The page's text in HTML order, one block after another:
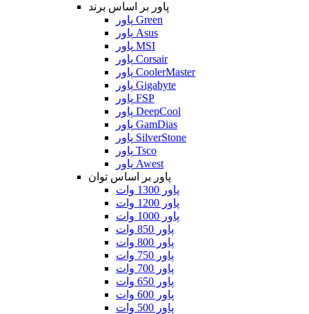
پاور بر اساس برند
پاور Green
پاور Asus
پاور MSI
پاور Corsair
پاور CoolerMaster
پاور Gigabyte
پاور FSP
پاور DeepCool
پاور GamDias
پاور SilverStone
پاور Tsco
پاور Awest
پاور بر اساس توان
پاور 1300 وات
پاور 1200 وات
پاور 1000 وات
پاور 850 وات
پاور 800 وات
پاور 750 وات
پاور 700 وات
پاور 650 وات
پاور 600 وات
پاور 500 وات